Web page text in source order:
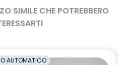
SIMILE CHE POTREBBERO
AUTOMATICO